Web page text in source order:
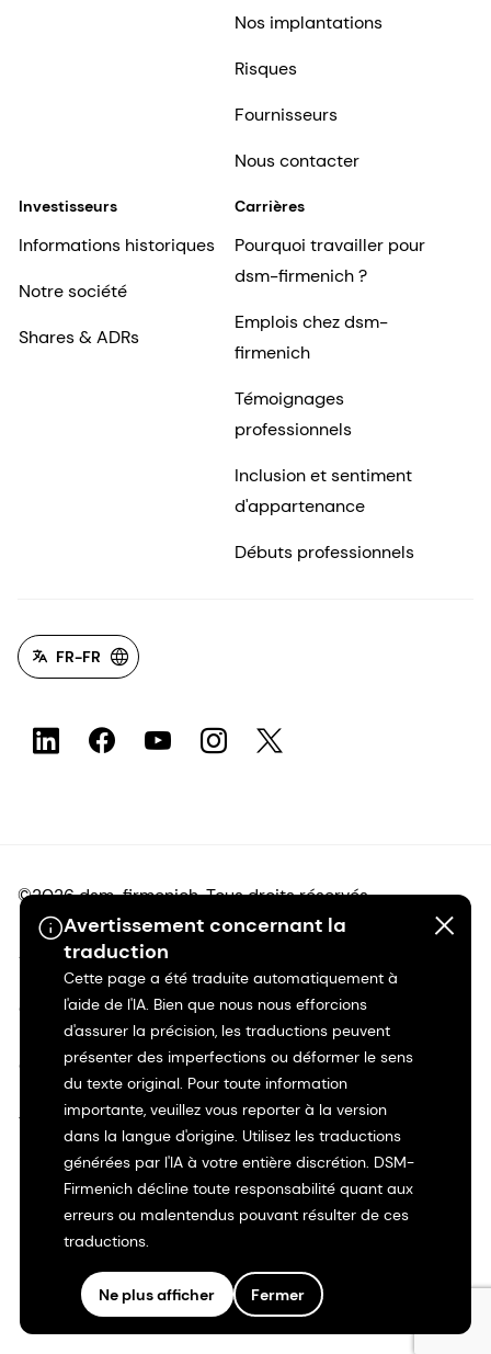
Avertissement concernant la
traduction
Cette page a été traduite automatiquement à
l'aide de l'IA. Bien que nous nous efforcions
d'assurer la précision, les traductions peuvent
présenter des imperfections ou déformer le sens
du texte original. Pour toute information
importante, veuillez vous reporter à la version
dans la langue d'origine. Utilisez les traductions
générées par l'IA à votre entière discrétion. DSM-
Firmenich décline toute responsabilité quant aux
erreurs ou malentendus pouvant résulter de ces
traductions.
Ne plus afficher Fermer
Nos implantations
Risques
Fournisseurs
Nous contacter
Investisseurs
Informations historiques
Notre société
Shares & ADRs
Carrières
Pourquoi travailler pour
dsm-firmenich ?
Emplois chez dsm-
firmenich
Témoignages
professionnels
Inclusion et sentiment
d'appartenance
Débuts professionnels
FR-FR
©2026 dsm-firmenich. Tous droits réservés.
Avis de confidentialité
Conditions d'utilisation
Conditions d'utilisation
Transparence en Californie
Déclaration d'accessibilité
Informations juridiques
Plan du site